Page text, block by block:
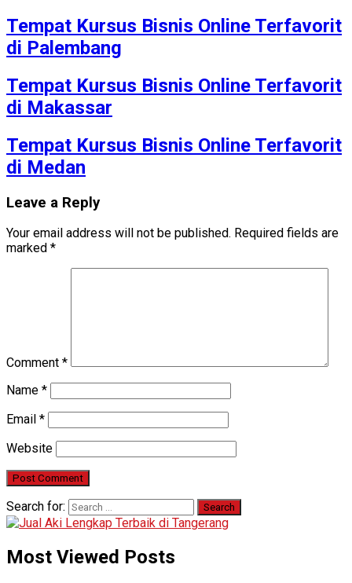
Tempat Kursus Bisnis Online Terfavorit
di Palembang
Tempat Kursus Bisnis Online Terfavorit
di Makassar
Tempat Kursus Bisnis Online Terfavorit
di Medan
Leave a Reply
Your email address will not be published. Required fields are
marked *
Comment *
Name *
Email *
Website
Search for:
Most Viewed Posts